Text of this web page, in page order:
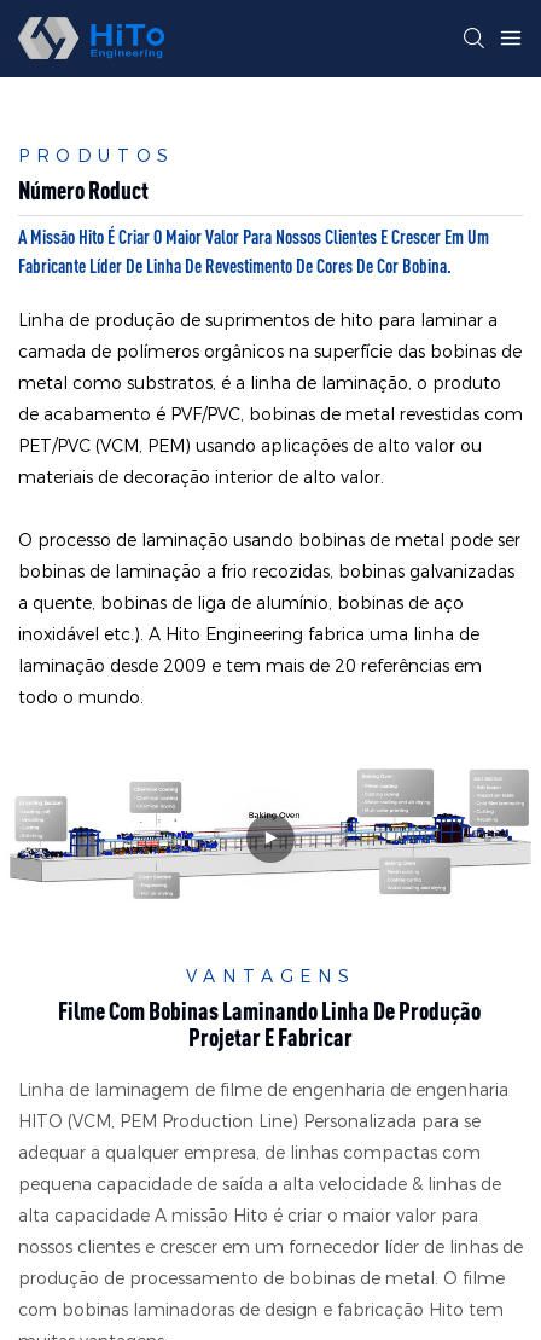
PRODUTOS
Número Roduct
A Missão Hito É Criar O Maior Valor Para Nossos Clientes E Crescer Em Um
Fabricante Líder De Linha De Revestimento De Cores De Cor Bobina.
Linha de produção de suprimentos de hito para laminar a
camada de polímeros orgânicos na superfície das bobinas de
metal como substratos, é a linha de laminação, o produto
de acabamento é PVF/PVC, bobinas de metal revestidas com
PET/PVC (VCM, PEM) usando aplicações de alto valor ou
materiais de decoração interior de alto valor.
O processo de laminação usando bobinas de metal pode ser
bobinas de laminação a frio recozidas, bobinas galvanizadas
a quente, bobinas de liga de alumínio, bobinas de aço
inoxidável etc.). A Hito Engineering fabrica uma linha de
laminação desde 2009 e tem mais de 20 referências em
todo o mundo.
VANTAGENS
Filme Com Bobinas Laminando Linha De Produção
Projetar E Fabricar
Linha de laminagem de filme de engenharia de engenharia
HITO (VCM, PEM Production Line) Personalizada para se
adequar a qualquer empresa, de linhas compactas com
pequena capacidade de saída a alta velocidade & linhas de
alta capacidade A missão Hito é criar o maior valor para
nossos clientes e crescer em um fornecedor líder de linhas de
produção de processamento de bobinas de metal. O filme
com bobinas laminadoras de design e fabricação Hito tem